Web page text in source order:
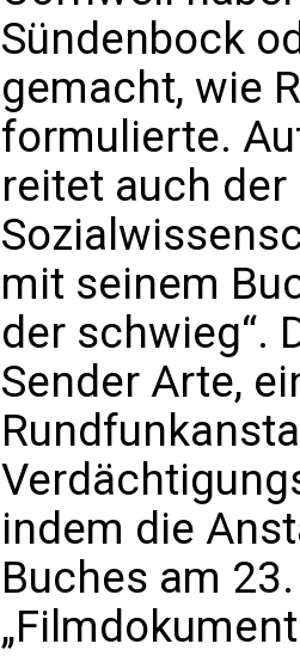
Sündenbock
gemacht, wie
formulierte.
reitet auch
mit seinem
der schwieg“.
Sender Arte,
indem die
Buches am